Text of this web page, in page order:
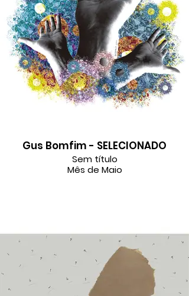
Gus Bomfim - SELECIONADO
Sem título
Mês de Maio